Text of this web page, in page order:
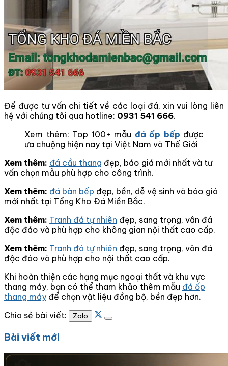
Để được tư vấn chi tiết về các loại đá, xin vui lòng liên
hệ với chúng tôi qua hotline: 0931 541 666.
Xem thêm: Top 100+ mẫu đá ốp bếp được
ưa chuộng hiện nay tại Việt Nam và Thế Giới
Xem thêm: đá cầu thang đẹp, báo giá mới nhất và tư
vấn chọn mẫu phù hợp cho công trình.
Xem thêm: đá bàn bếp đẹp, bền, dễ vệ sinh và báo giá
mới nhất tại Tổng Kho Đá Miền Bắc.
Xem thêm: Tranh đá tự nhiên đẹp, sang trọng, vân đá
độc đáo và phù hợp cho không gian nội thất cao cấp.
Xem thêm: Tranh đá tự nhiên đẹp, sang trọng, vân đá
độc đáo và phù hợp cho nội thất cao cấp.
Khi hoàn thiện các hạng mục ngoại thất và khu vực
thang máy, bạn có thể tham khảo thêm mẫu đá ốp
thang máy để chọn vật liệu đồng bộ, bền đẹp hơn.
Chia sẻ bài viết:
Zalo
Bài viết mới